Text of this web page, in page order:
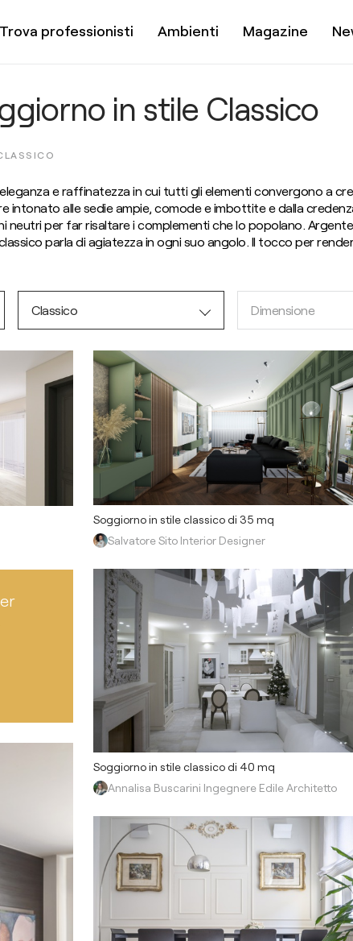
Trova professionisti Ambienti Magazine
in stile Classico
e raffinatezza in cui tutti gli elementi convergono a
intonato alle sedie ampie, comode e imbottite e dalla
neutri per far risaltare i complementi che lo popolano.
parla di agiatezza in ogni suo angolo. Il tocco per
Classico Dimensione
Soggiorno in stile classico di 35 mq
Salvatore Sito Interior Designer
Soggiorno in stile classico di 40 mq
Annalisa Buscarini Ingegnere Edile Architetto